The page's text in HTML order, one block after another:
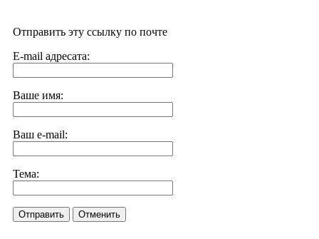
Отправить эту ссылку по почте
E-mail адресата:
Ваше имя:
Ваш e-mail:
Тема:
Отправить Отменить